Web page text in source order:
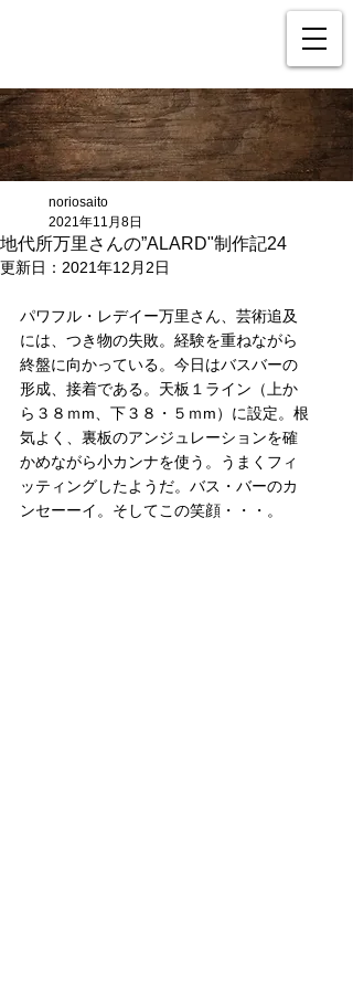
地代所万里さんの”ALARD"制作記24
noriosaito
2021年11月8日
更新日： 2021年12月2日
パワフル・レデイー万里さん、芸術追及
には、つき物の失敗。経験を重ねながら
終盤に向かっている。今日はバスバーの
形成、接着である。天板１ライン（上か
ら３８ｍm、下３８・５ｍm）に設定。根
気よく、裏板のアンジュレーションを確
かめながら小カンナを使う。うまくフィ
ッティングしたようだ。バス・バーのカ
ンセーーイ。そしてこの笑顔・・・。